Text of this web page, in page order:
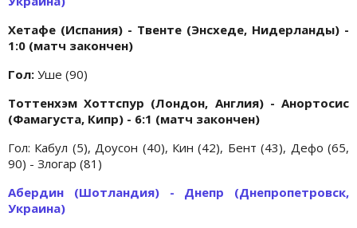
Хетафе (Испания) - Твенте (Энсхеде, Нидерланды) -
1:0 (матч закончен)
Гол: Уше (90)
Тоттенхэм Хоттспур (Лондон, Англия) - Анортосис
(Фамагуста, Кипр) - 6:1 (матч закончен)
Гол: Кабул (5), Доусон (40), Кин (42), Бент (43), Дефо (65,
90) - Злогар (81)
Абердин (Шотландия) - Днепр (Днепропетровск,
Украина)